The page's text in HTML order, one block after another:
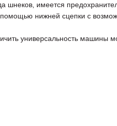
имеется
нижней сцепки с
универсальность машины